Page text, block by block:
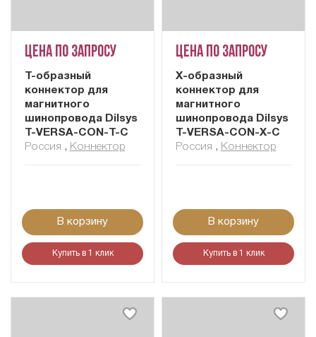
Цена по запросу
Т-образный
коннектор для
магнитного
шинопровода Dilsys
T-VERSA-CON-T-C
Россия , Коннектор
В корзину
Купить в 1 клик
Цена по запросу
X-образный
коннектор для
магнитного
шинопровода Dilsys
T-VERSA-CON-X-C
Россия , Коннектор
В корзину
Купить в 1 клик